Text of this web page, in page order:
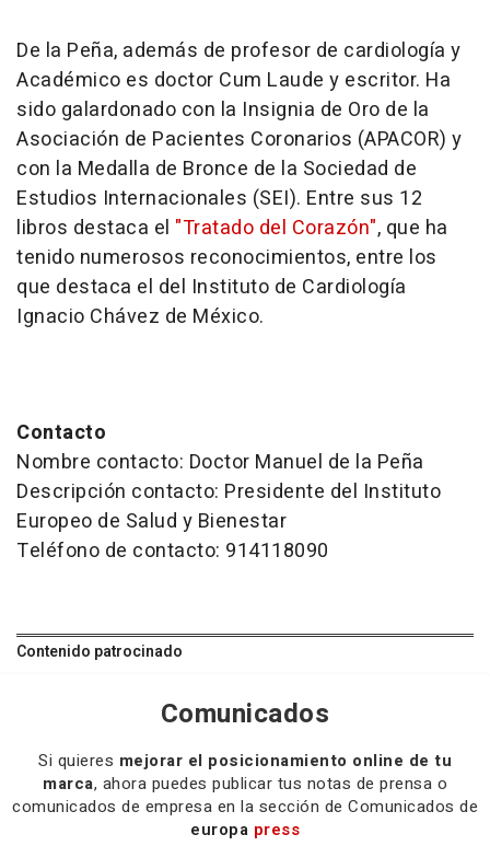
De la Peña, además de profesor de cardiología y
Académico es doctor Cum Laude y escritor. Ha
sido galardonado con la Insignia de Oro de la
Asociación de Pacientes Coronarios (APACOR) y
con la Medalla de Bronce de la Sociedad de
Estudios Internacionales (SEI). Entre sus 12
libros destaca el "Tratado del Corazón", que ha
tenido numerosos reconocimientos, entre los
que destaca el del Instituto de Cardiología
Ignacio Chávez de México.
Contacto
Nombre contacto: Doctor Manuel de la Peña
Descripción contacto: Presidente del Instituto
Europeo de Salud y Bienestar
Teléfono de contacto: 914118090
Contenido patrocinado
Comunicados
Si quieres mejorar el posicionamiento online de tu
marca, ahora puedes publicar tus notas de prensa o
comunicados de empresa en la sección de Comunicados de
europa press